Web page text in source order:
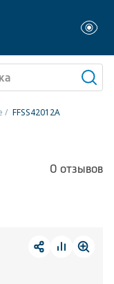
FFSS42012A
0 отзывов